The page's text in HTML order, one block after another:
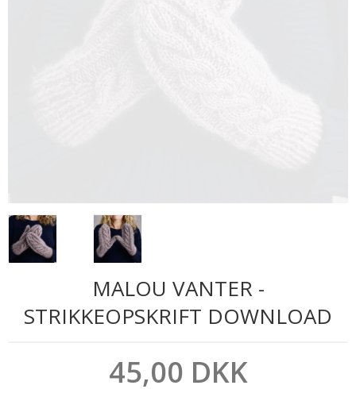
MALOU VANTER -
STRIKKEOPSKRIFT DOWNLOAD
45,00 DKK